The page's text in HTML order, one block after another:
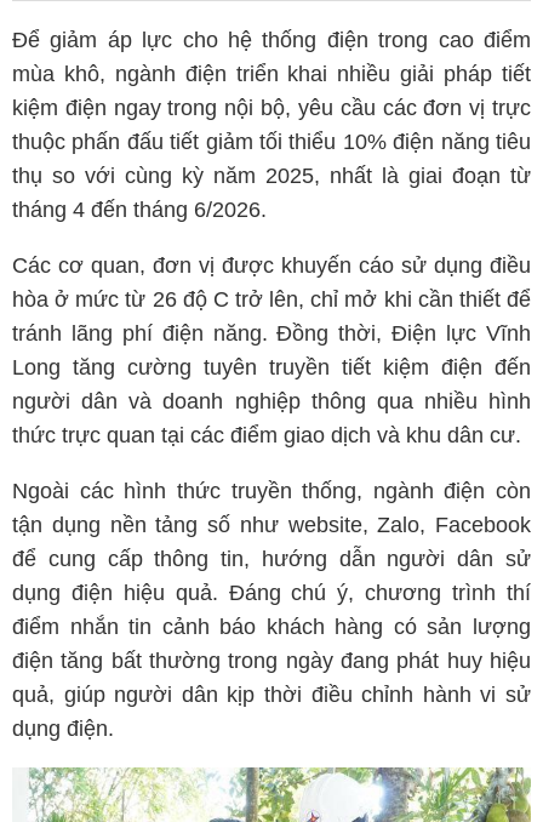
Để giảm áp lực cho hệ thống điện trong cao điểm
mùa khô, ngành điện triển khai nhiều giải pháp tiết
kiệm điện ngay trong nội bộ, yêu cầu các đơn vị trực
thuộc phấn đấu tiết giảm tối thiểu 10% điện năng tiêu
thụ so với cùng kỳ năm 2025, nhất là giai đoạn từ
tháng 4 đến tháng 6/2026.
Các cơ quan, đơn vị được khuyến cáo sử dụng điều
hòa ở mức từ 26 độ C trở lên, chỉ mở khi cần thiết để
tránh lãng phí điện năng. Đồng thời, Điện lực Vĩnh
Long tăng cường tuyên truyền tiết kiệm điện đến
người dân và doanh nghiệp thông qua nhiều hình
thức trực quan tại các điểm giao dịch và khu dân cư.
Ngoài các hình thức truyền thống, ngành điện còn
tận dụng nền tảng số như website, Zalo, Facebook
để cung cấp thông tin, hướng dẫn người dân sử
dụng điện hiệu quả. Đáng chú ý, chương trình thí
điểm nhắn tin cảnh báo khách hàng có sản lượng
điện tăng bất thường trong ngày đang phát huy hiệu
quả, giúp người dân kịp thời điều chỉnh hành vi sử
dụng điện.